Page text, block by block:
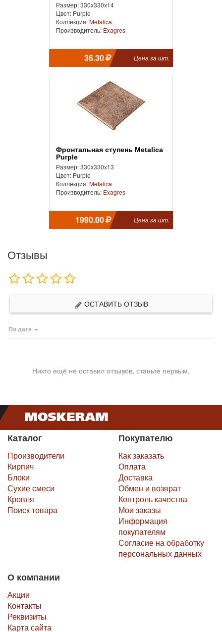
Размер: 330x330x14
Цвет: Purple
Коллекция:Metalica
Производитель: Exagres
36.30 Цена за шт.
Фронтальная ступень Metalica
Purple
Размер: 330x330x13
Цвет: Purple
Коллекция:Metalica
Производитель: Exagres
1990.00 Цена за шт.
Отзывы
ОСТАВИТЬ ОТЗЫВ
По дате
Никто ещё не оставил отзывов, станьте первым.
Каталог
Производители
Кирпич
Блоки
Сухие смеси
Кровля
Поиск товара
Покупателю
Как заказать
Оплата
Доставка
Обмен и возврат
Контроль качества
Мои заказы
Информация
покупателям
Согласие на обработку
персональных данных
О компании
Акции
Контакты
Реквизиты
Карта сайта